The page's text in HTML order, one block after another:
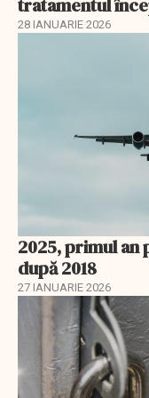
28 IANUARIE 2026
2025, primul
după 2018
27 IANUARIE 2026